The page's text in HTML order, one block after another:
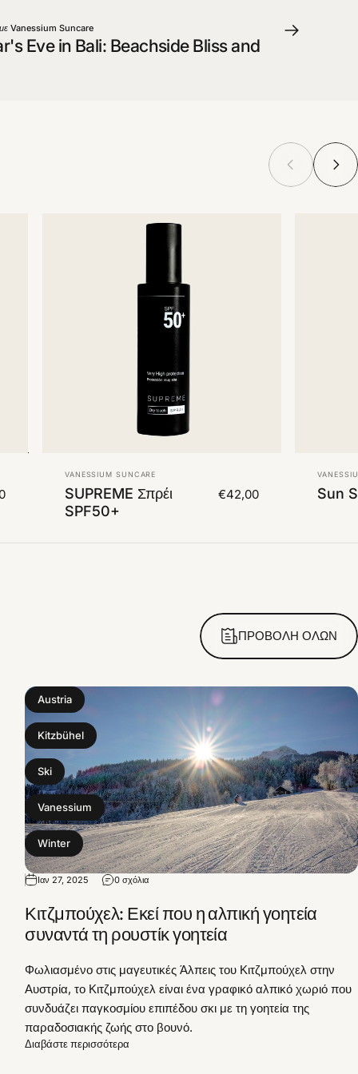
με Vanessium Suncare
Eve in Bali: Beachside Bliss and
Πωλητής:
VANESSIUM SUNCARE
SUPREME Σπρέι
SPF50+
€42,00 Sun
ΠΡΟΒΟΛΉ ΌΛΩΝ
Austria
Kitzbühel
Ski
Vanessium
Winter
Ιαν 27, 2025 0 σχόλια
Κιτζμπούχελ: Εκεί που η αλπική γοητεία
συναντά τη ρουστίκ γοητεία
Φωλιασμένο στις μαγευτικές Άλπεις του Κιτζμπούχελ στην
Αυστρία, το Κιτζμπούχελ είναι ένα γραφικό αλπικό χωριό που
συνδυάζει παγκοσμίου επιπέδου σκι με τη γοητεία της
παραδοσιακής ζωής στο βουνό.
Διαβάστε περισσότερα